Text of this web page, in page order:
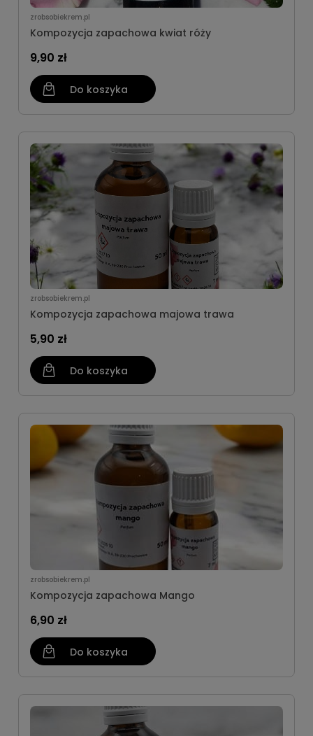
zrobsobiekrem.pl
Kompozycja zapachowa kwiat róży
9,90 zł
Do koszyka
zrobsobiekrem.pl
Kompozycja zapachowa majowa trawa
5,90 zł
Do koszyka
zrobsobiekrem.pl
Kompozycja zapachowa Mango
6,90 zł
Do koszyka